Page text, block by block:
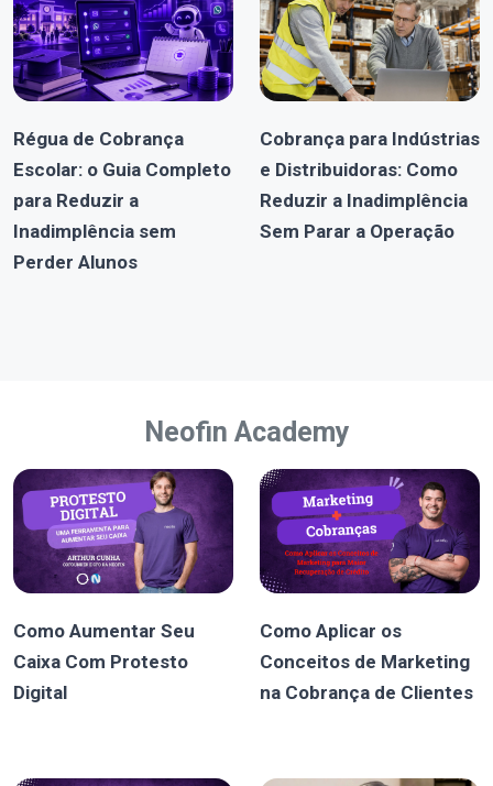
Régua de Cobrança
Escolar: o Guia Completo
para Reduzir a
Inadimplência sem
Perder Alunos
Cobrança para Indústrias
e Distribuidoras: Como
Reduzir a Inadimplência
Sem Parar a Operação
Neofin Academy
Como Aumentar Seu
Caixa Com Protesto
Digital
Como Aplicar os
Conceitos de Marketing
na Cobrança de Clientes